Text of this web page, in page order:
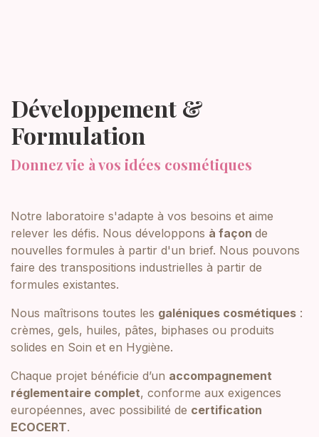
Développement &
Formulation
Donnez vie à vos idées cosmétiques
Notre laboratoire s'adapte à vos besoins et aime
relever les défis. Nous développons à façon de
nouvelles formules à partir d'un brief. Nous pouvons
faire des transpositions industrielles à partir de
formules existantes.
Nous maîtrisons toutes les galéniques cosmétiques :
crèmes, gels, huiles, pâtes, biphases ou produits
solides en Soin et en Hygiène.
Chaque projet bénéficie d’un accompagnement
réglementaire complet, conforme aux exigences
européennes, avec possibilité de certification
ECOCERT.